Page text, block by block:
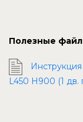
Полезные
L450 Н900 (1 дв.